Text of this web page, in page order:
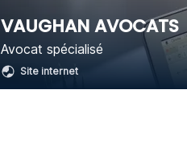
VAUGHAN AVOCATS
Avocat spécialisé
Site internet